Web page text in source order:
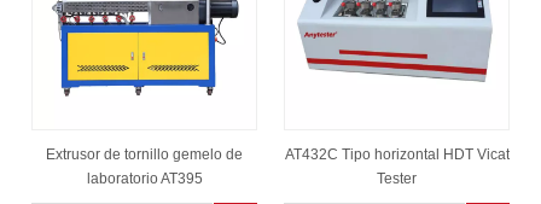
Extrusor de tornillo gemelo de
laboratorio AT395
AT432C Tipo horizontal HDT Vicat
Tester